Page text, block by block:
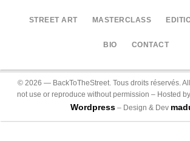
STREET ART MASTERCLASS
BIO CONTACT
© 2026 — BackToTheStreet. Tous droits réservés.
not use or reproduce without permission – Hosted
Wordpress– Design & Dev